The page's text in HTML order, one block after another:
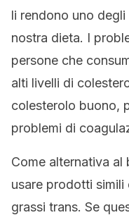
li rendono uno
nostra dieta. I
persone che
alti livelli di
colesterolo buono,
problemi di
Come alternativa al
usare prodotti
grassi trans. Se